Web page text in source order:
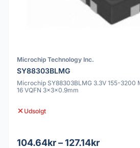
Microchip Technology Inc.
SY88303BLMG
Microchip SY88303BLMG 3.3V 155-3200
16 VQFN 3x3x0.9mm
Udsolgt
104.64kr – 127.14kr